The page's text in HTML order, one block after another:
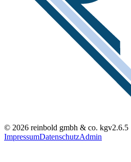
© 2026 reinbold gmbh & co. kgv2.6.5
ImpressumDatenschutzAdmin